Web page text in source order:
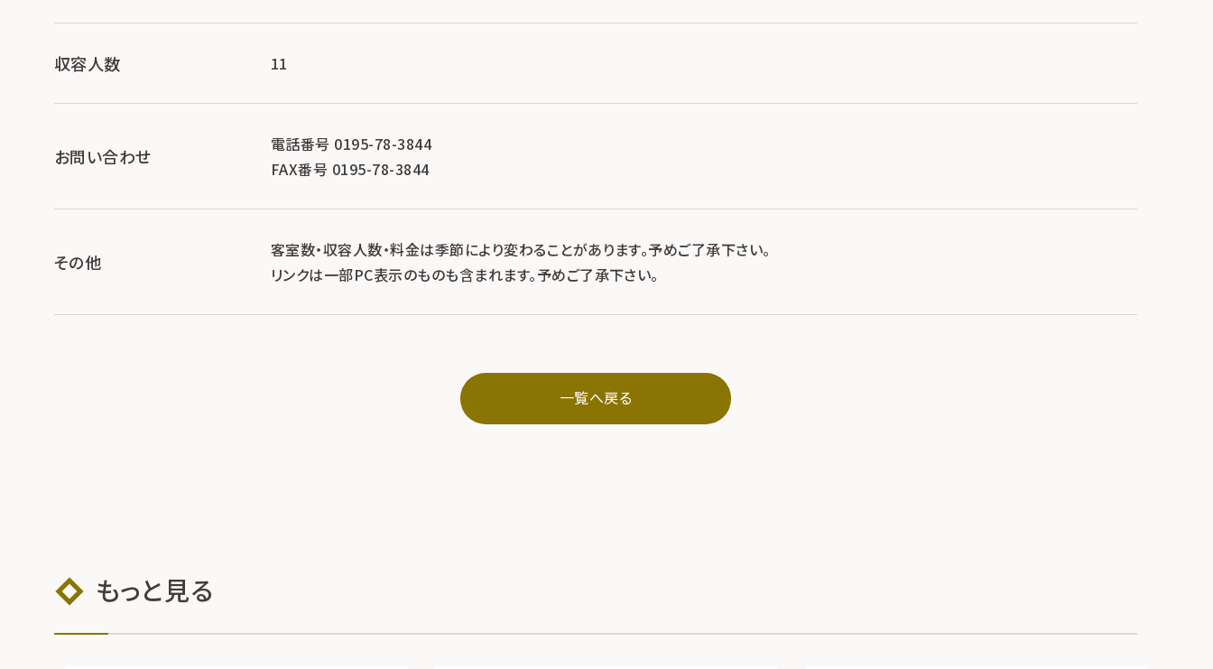
収容人数 11
お問い合わせ
電話番号 0195-78-3844
FAX番号 0195-78-3844
その他
客室数・収容人数・料金は季節により変わることがあります。予めご了承下さい。
リンクは一部PC表示のものも含まれます。予めご了承下さい。
一覧へ戻る
もっと見る